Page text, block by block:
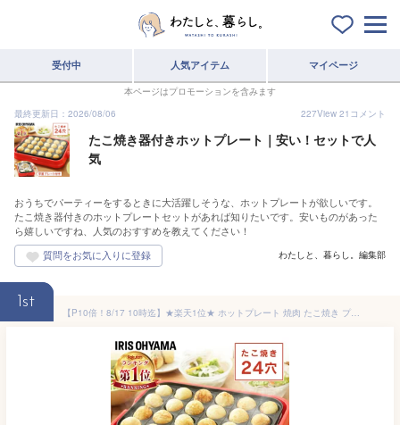
受付中 人気アイテム マイページ
本ページはプロモーションを含みます
最終更新日：2026/08/06
227View 21 コメント
たこ焼き器付きホットプレート｜安い！セットで人
気
おうちでパーティーをするときに大活躍しそうな、ホットプレートが欲しいです。
たこ焼き器付きのホットプレートセットがあれば知りたいです。安いものがあった
ら嬉しいですね、人気のおすすめを教えてください！
わたしと、暮らし。編集部
1st
【P10倍！8/17 10時迄】★楽天1位★ ホットプレート 焼肉 たこ焼き プレート2種 2way たこ焼き器 24穴 平面プレート フッ素2層コート 焦げ付きにくい プレート丸洗い お手入れ簡単 お好み焼き タコ焼き パーティー 新生活 着脱式 アイリスオーヤマ PHP-24W-R *